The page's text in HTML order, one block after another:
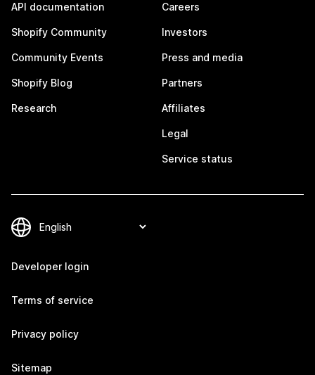
API documentation
Shopify Community
Community Events
Shopify Blog
Research
Careers
Investors
Press and media
Partners
Affiliates
Legal
Service status
Developer login
Terms of service
Privacy policy
Sitemap